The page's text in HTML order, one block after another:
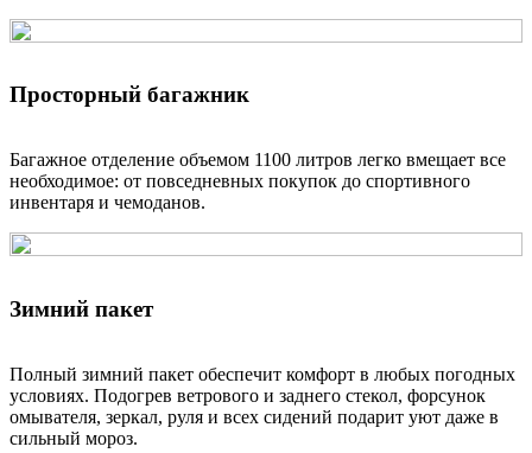
Просторный багажник
Багажное отделение объемом 1100 литров легко вмещает все
необходимое: от повседневных покупок до спортивного
инвентаря и чемоданов.
Зимний пакет
Полный зимний пакет обеспечит комфорт в любых погодных
условиях. Подогрев ветрового и заднего стекол, форсунок
омывателя, зеркал, руля и всех сидений подарит уют даже в
сильный мороз.